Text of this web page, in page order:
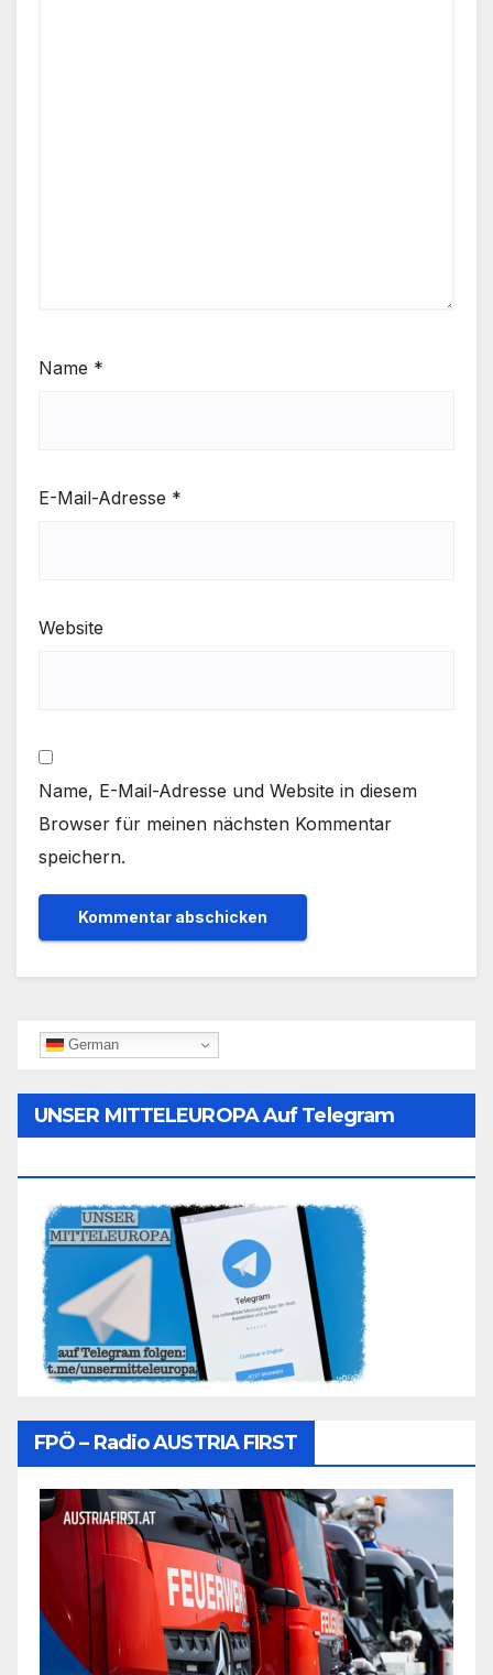
Name *
E-Mail-Adresse *
Website
Name, E-Mail-Adresse und Website in diesem
Browser für meinen nächsten Kommentar
speichern.
German
UNSER MITTELEUROPA Auf Telegram
FPÖ – Radio AUSTRIA FIRST